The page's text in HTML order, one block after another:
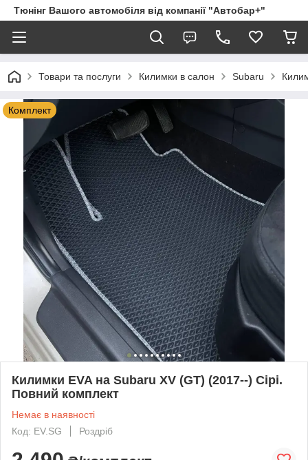
Тюнінг Вашого автомобіля від компанії "Автобар+"
Товари та послуги Килимки в салон Subaru
Комплект
Килимки EVA на Subaru XV (GT) (2017--) Сірі.
Повний комплект
Немає в наявності
Код: EV.SG
Роздріб